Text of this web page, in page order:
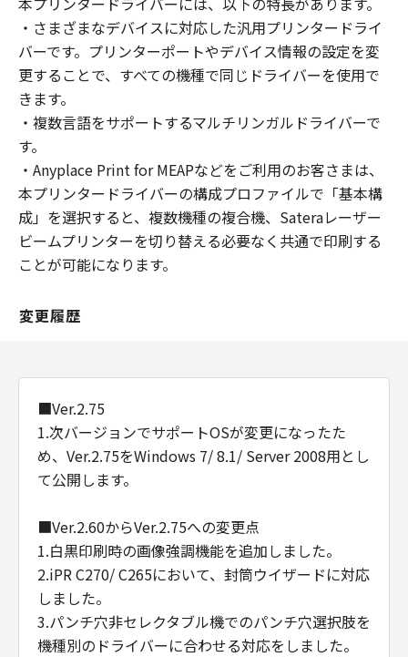
・さまざまなデバイスに対応した汎用プリンタードライ
バーです。プリンターポートやデバイス情報の設定を変
更することで、すべての機種で同じドライバーを使用で
きます。
・複数言語をサポートするマルチリンガルドライバーで
す。
・Anyplace Print for MEAPなどをご利用のお客さまは、
本プリンタードライバーの構成プロファイルで「基本構
成」を選択すると、複数機種の複合機、Sateraレーザー
ビームプリンターを切り替える必要なく共通で印刷する
ことが可能になります。
変更履歴
■Ver.2.75
1.次バージョンでサポートOSが変更になったた
め、Ver.2.75をWindows 7/ 8.1/ Server 2008用とし
て公開します。
■Ver.2.60からVer.2.75への変更点
1.白黒印刷時の画像強調機能を追加しました。
2.iPR C270/ C265において、封筒ウイザードに対応
しました。
3.パンチ穴非セレクタブル機でのパンチ穴選択肢を
機種別のドライバーに合わせる対応をしました。